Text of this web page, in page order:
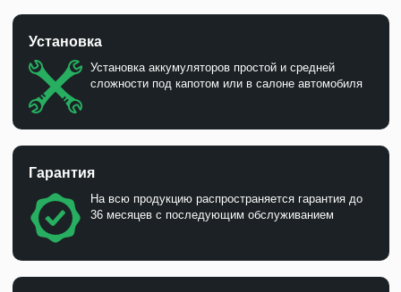
Установка
Установка аккумуляторов простой и средней
сложности под капотом или в салоне автомобиля
Гарантия
На всю продукцию распространяется гарантия до
36 месяцев с последующим обслуживанием